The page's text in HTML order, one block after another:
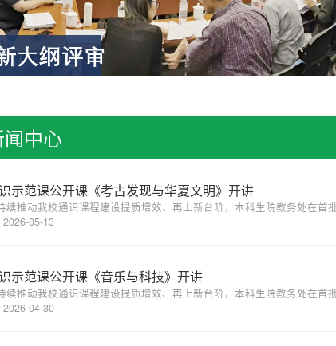
中心
示范课公开课《考古发现与华夏文明》开讲
续推动我校通识课程建设提质增效、再上新台阶，本科生院教务处在首
2026-05-13
示范课公开课《音乐与科技》开讲
续推动我校通识课程建设提质增效、再上新台阶，本科生院教务处在首
2026-04-30